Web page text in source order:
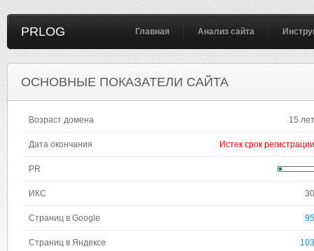
PRLOG Главная Анализ сайта
ОСНОВНЫЕ ПОКАЗАТЕЛИ САЙТА
Возраст домена 15 лет
Дата окончания Истек срок регистрации
PR
ИКС 30
Страниц в Google 95
Страниц в Яндексе 103